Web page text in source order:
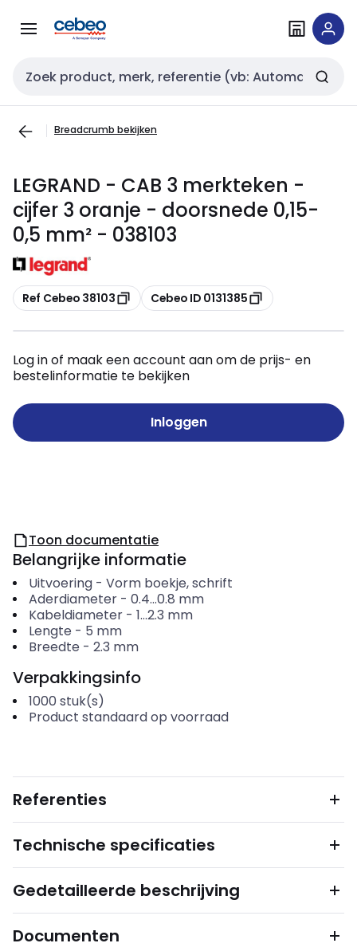
naar
naar
Zoekveld invoer
Breadcrumb bekijken
LEGRAND - CAB 3 merkteken -
cijfer 3 oranje - doorsnede 0,15-
0,5 mm² - 038103
Kopiëren
Ref Cebeo 38103 Kopiëren
Cebeo ID 0131385
Log in of maak een account aan om de prijs- en
bestelinformatie te bekijken
Inloggen
Toon documentatie
Belangrijke informatie
Uitvoering- Vorm boekje, schrift
Aderdiameter- 0.4...0.8 mm
Kabeldiameter- 1...2.3 mm
Lengte - 5 mm
Breedte - 2.3 mm
Verpakkingsinfo
1000 stuk(s)
Product standaard op voorraad
Referenties
Technische specificaties
Gedetailleerde beschrijving
Documenten